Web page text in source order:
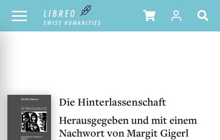
UNSER KATALOG
Die Hinterlassenschaft
Herausgegeben und mit einem
Nachwort von Margit Gigerl